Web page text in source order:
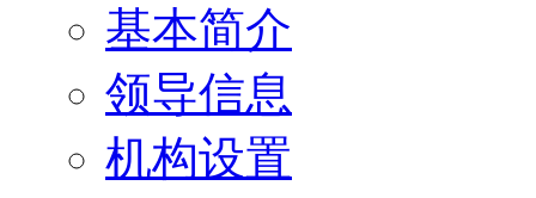
基本简介
领导信息
机构设置